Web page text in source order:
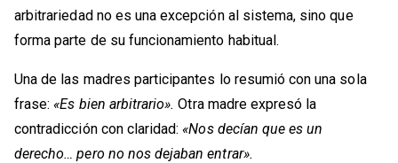
arbitrariedad no es una excepción al sistema, sino que
forma parte de su funcionamiento habitual.
Una de las madres participantes lo resumió con una sola
frase:«Es bien arbitrario». Otra madre expresó la
contradicción con claridad:«Nos decían que es un
derecho… pero no nos dejaban entrar».